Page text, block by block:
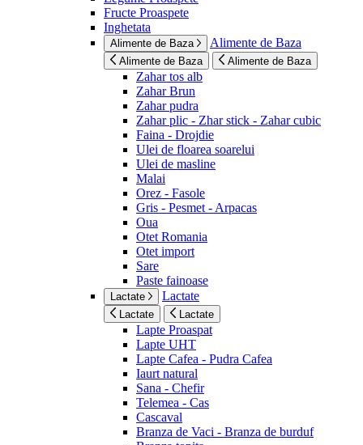
Fructe Proaspete
Inghetata
Alimente de Baza Alimente de Baza
Alimente de Baza Alimente de Baza
Zahar tos alb
Zahar Brun
Zahar pudra
Zahar plic - Zhar stick - Zahar cubic
Faina - Drojdie
Ulei de floarea soarelui
Ulei de masline
Malai
Orez - Fasole
Gris - Pesmet - Arpacas
Oua
Otet Romania
Otet import
Sare
Paste fainoase
Lactate Lactate
Lactate Lactate
Lapte Proaspat
Lapte UHT
Lapte Cafea - Pudra Cafea
Iaurt natural
Sana - Chefir
Telemea - Cas
Cascaval
Branza de Vaci - Branza de burduf